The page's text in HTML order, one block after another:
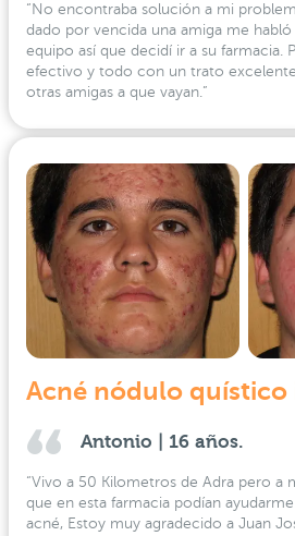
“No encontraba solución a mi
dado por vencida una amiga me habló
equipo así que decidí ir a su farmacia.
efectivo y todo con un trato
otras amigas a que vayan.”
Acné nódulo
Antonio | 16 años.
“Vivo a 50 Kilometros de Adra pero a
que en esta farmacia podían
acné, Estoy muy agradecido a Juan